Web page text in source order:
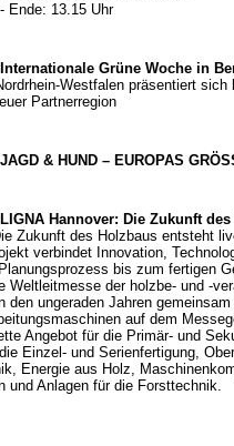
Ende: 13.15 Uhr
Grüne Woche in
Westfalen präsentiert
Partnerregion
& HUND – EUROPAS
Hannover: Die Zukunft
Zukunft des Holzbaus entsteht
verbindet Innovation,
bis zum fertigen
Weltleitmesse der holzbe- und -
den ungeraden Jahren
auf dem
Angebot für die Primär- und
Einzel- und Serienfertigung,
Energie aus Holz,
und Anlagen für die Forsttechnik.